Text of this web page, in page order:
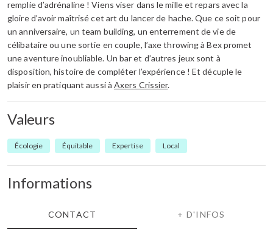
remplie d’adrénaline ! Viens viser dans le mille et repars avec la
gloire d’avoir maîtrisé cet art du lancer de hache. Que ce soit pour
un anniversaire, un team building, un enterrement de vie de
célibataire ou une sortie en couple, l’axe throwing à Bex promet
une aventure inoubliable. Un bar et d’autres jeux sont à
disposition, histoire de compléter l’expérience ! Et décuple le
plaisir en pratiquant aussi àAxers Crissier.
Valeurs
Écologie Équitable Expertise Local
Informations
CONTACT + D'INFOS